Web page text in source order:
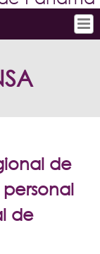
de
de